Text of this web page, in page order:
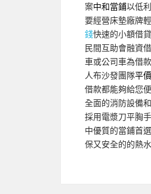
案中和當鋪以低
要經營床墊廠牌
錢快速的小額借
民間互助會融資
車或公司車為借
人布沙發團隊平
借款都能夠給您
全面的消防設備和
採用電漿刀平胸
中優質的當鋪首選
保又安全的的熱